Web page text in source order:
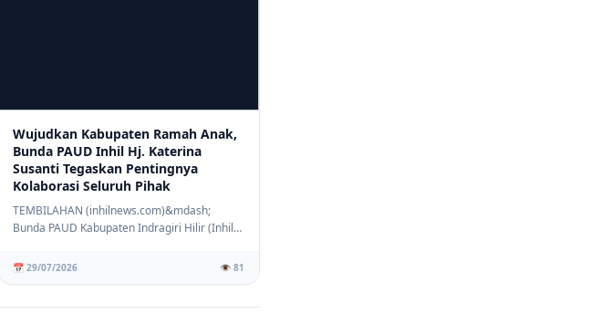
Wujudkan Kabupaten Ramah Anak,
Bunda PAUD Inhil Hj. Katerina
Susanti Tegaskan Pentingnya
Kolaborasi Seluruh Pihak
TEMBILAHAN (inhilnews.com)&mdash;
Bunda PAUD Kabupaten Indragiri Hilir (Inhil),
📅 29/07/2026 👁️ 81